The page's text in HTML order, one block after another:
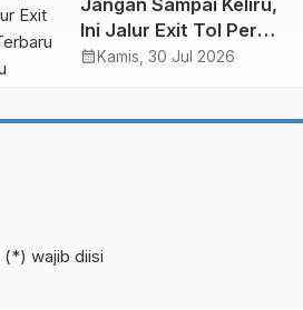
Jangan Sampai Keliru,
Ini Jalur Exit Tol Permai
Terbaru di Pekanbaru
calendar_month Kamis, 30 Jul 2026
(*) wajib diisi